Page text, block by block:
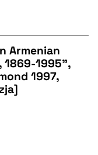
Armenian
1869-1995",
1997,